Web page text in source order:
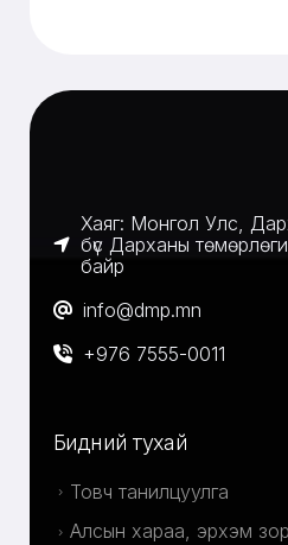
Хаяг: Монгол Улс,
бүс Дарханы
байр
info@dmp.mn
+976 7555-0011
Бидний тухай
Товч танилцуулга
Алсын хараа, эрхэм